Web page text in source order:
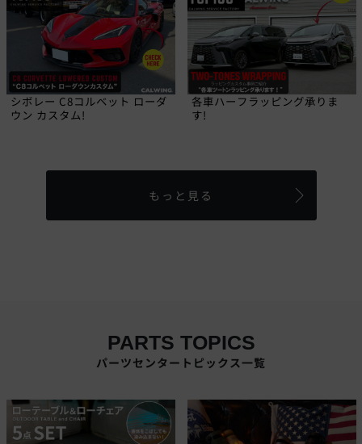
シボレー C8コルベット ローダ
ウン カスタム!
各車ハーフラッピング承りま
す!
もっと見る
PARTS TOPICS
パーツセンタートピックス一覧